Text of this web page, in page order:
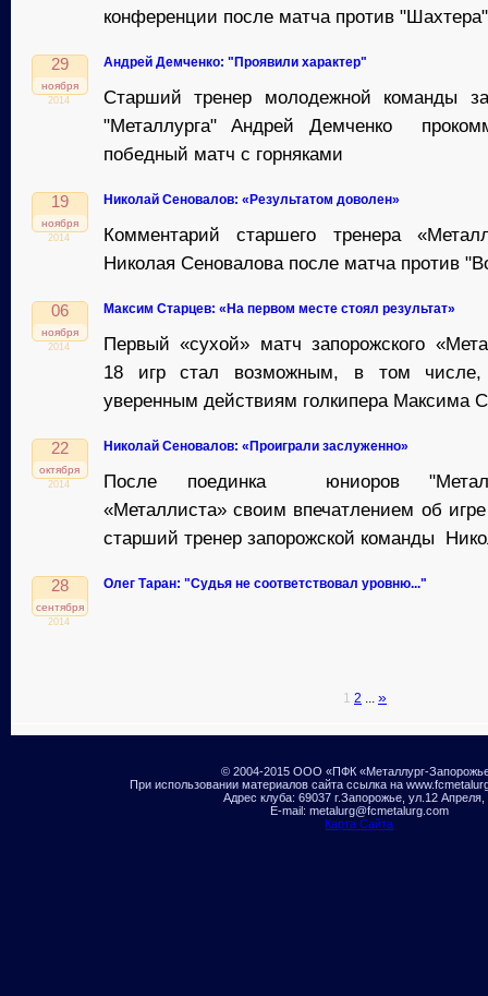
конференции после матча против "Шахтера"
29
ноября
2014
Андрей Демченко: "Проявили характер"
Старший тренер молодежной команды
"Металлурга" Андрей Демченко
победный матч с горняками
19
ноября
2014
Николай Сеновалов: «Результатом доволен»
Комментарий старшего тренера
Николая Сеновалова после матча против
06
ноября
2014
Максим Старцев: «На первом месте стоял результат»
Первый «сухой» матч запорожского
18 игр стал возможным, в том числе,
уверенным действиям голкипера Максима
22
октября
2014
Николай Сеновалов: «Проиграли заслуженно»
После поединка юниоров
«Металлиста» своим впечатлением об
старший тренер запорожской команды
28
сентября
2014
Олег Таран: "Судья не соответствовал уровню..."
1 2 ... »
© 2004-2015 ООО «ПФК «Металлург-
При использовании материалов сайта ссылка на
Адрес клуба: 69037 г.Запорожье, ул.12 Апреля,
E-mail: metalurg@fcmetalurg.com
Карта Сайта